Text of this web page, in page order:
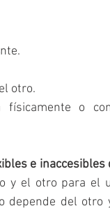
otro.
o
e inaccesibles
y el otro para el
depende del otro